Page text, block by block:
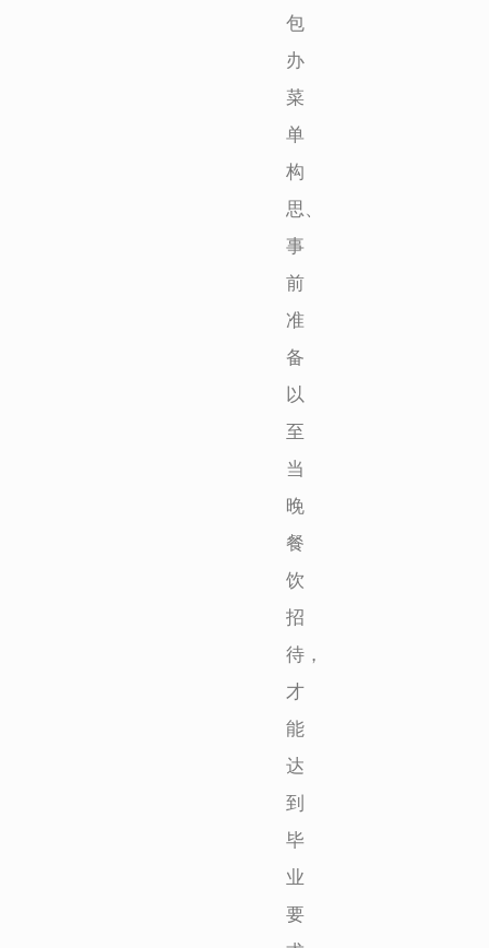
包
办
菜
单
构
思、
事
前
准
备
以
至
当
晚
餐
饮
招
待，
才
能
达
到
毕
业
要